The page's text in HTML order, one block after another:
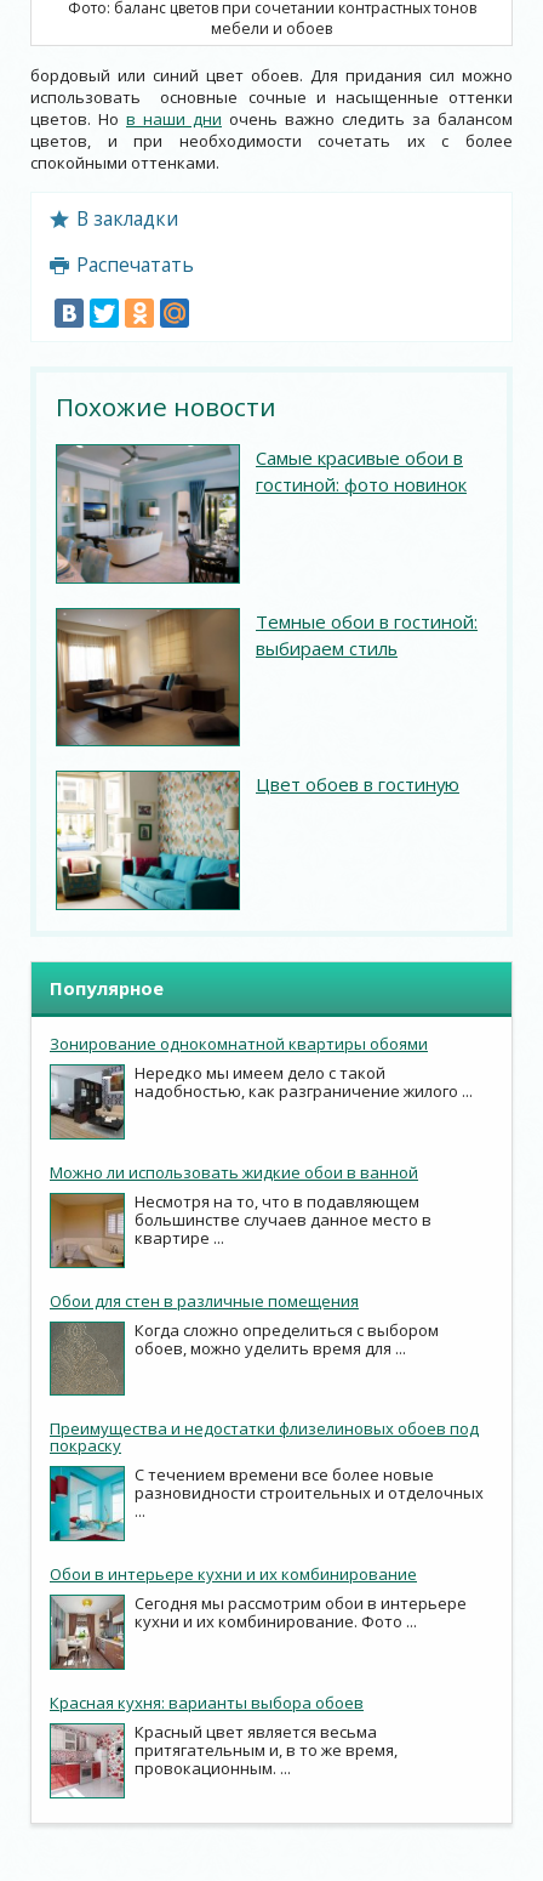
Фото: баланс цветов при сочетании контрастных тонов
мебели и обоев
бордовый или синий цвет обоев. Для придания сил можно
использовать основные сочные и насыщенные оттенки
цветов. Но в наши дни очень важно следить за балансом
цветов, и при необходимости сочетать их с более
спокойными оттенками.
В закладки
Распечатать
Похожие новости
Самые красивые обои в
гостиной: фото новинок
Темные обои в гостиной:
выбираем стиль
Цвет обоев в гостиную
Популярное
Зонирование однокомнатной квартиры обоями
Нередко мы имеем дело с такой
надобностью, как разграничение жилого ...
Можно ли использовать жидкие обои в ванной
Несмотря на то, что в подавляющем
большинстве случаев данное место в
квартире ...
Обои для стен в различные помещения
Когда сложно определиться с выбором
обоев, можно уделить время для ...
Преимущества и недостатки флизелиновых обоев под
покраску
С течением времени все более новые
разновидности строительных и отделочных
...
Обои в интерьере кухни и их комбинирование
Сегодня мы рассмотрим обои в интерьере
кухни и их комбинирование. Фото ...
Красная кухня: варианты выбора обоев
Красный цвет является весьма
притягательным и, в то же время,
провокационным. ...